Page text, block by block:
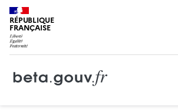
RÉPUBLIQUE
FRANÇAISE